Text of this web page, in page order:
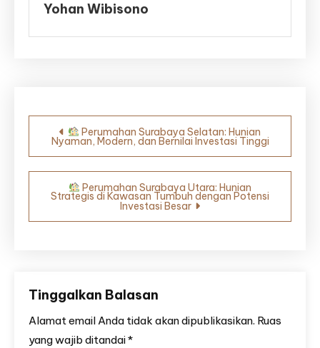
Yohan Wibisono
Navigasi
pos
Perumahan Surabaya Selatan: Hunian
Nyaman, Modern, dan Bernilai Investasi Tinggi
Perumahan Surabaya Utara: Hunian
Strategis di Kawasan Tumbuh dengan Potensi
Investasi Besar
Tinggalkan Balasan
Alamat email Anda tidak akan dipublikasikan. Ruas
yang wajib ditandai*